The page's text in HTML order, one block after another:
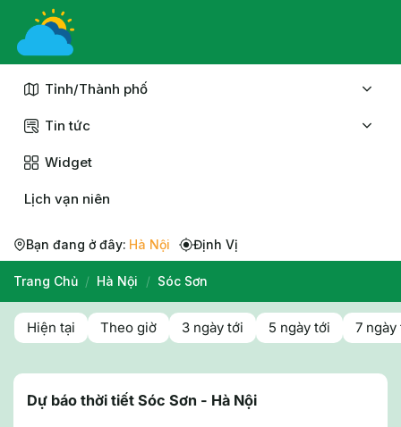
Chuyển
nội
Tỉnh/Thành phố
Tin tức
Widget
Lịch vạn niên
Bạn đang ở đây: Hà Nội Định Vị
Trang Chủ / Hà Nội / Sóc Sơn
Hiện tại Theo giờ 3 ngày tới 5 ngày tới 7 ngày
Dự báo thời tiết Sóc Sơn - Hà Nội